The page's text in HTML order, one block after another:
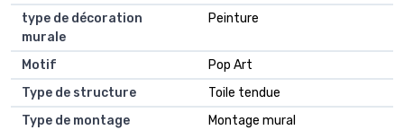
type de décoration
murale
Peinture
Motif
Pop Art
Type de structure
Toile tendue
Type de montage
Montage mural